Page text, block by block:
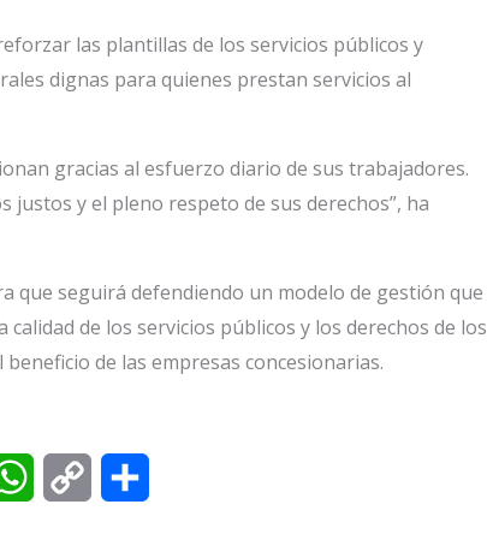
las plantillas de los servicios públicos y
dignas para quienes prestan servicios al
gracias al esfuerzo diario de sus trabajadores.
justos y el pleno respeto de sus derechos”, ha
que seguirá defendiendo un modelo de gestión que
de los servicios públicos y los derechos de los
de las empresas concesionarias.
W